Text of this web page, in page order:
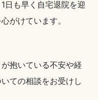
日も早く自宅退院を迎
がけています。
抱いている不安や経
ての相談をお受けし